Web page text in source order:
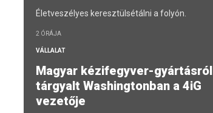
Életveszélyes keresztülsétálni a folyón.
2 ÓRÁJA
VÁLLALAT
Magyar kézifegyver-gyártásról
tárgyalt Washingtonban a 4iG
vezetője